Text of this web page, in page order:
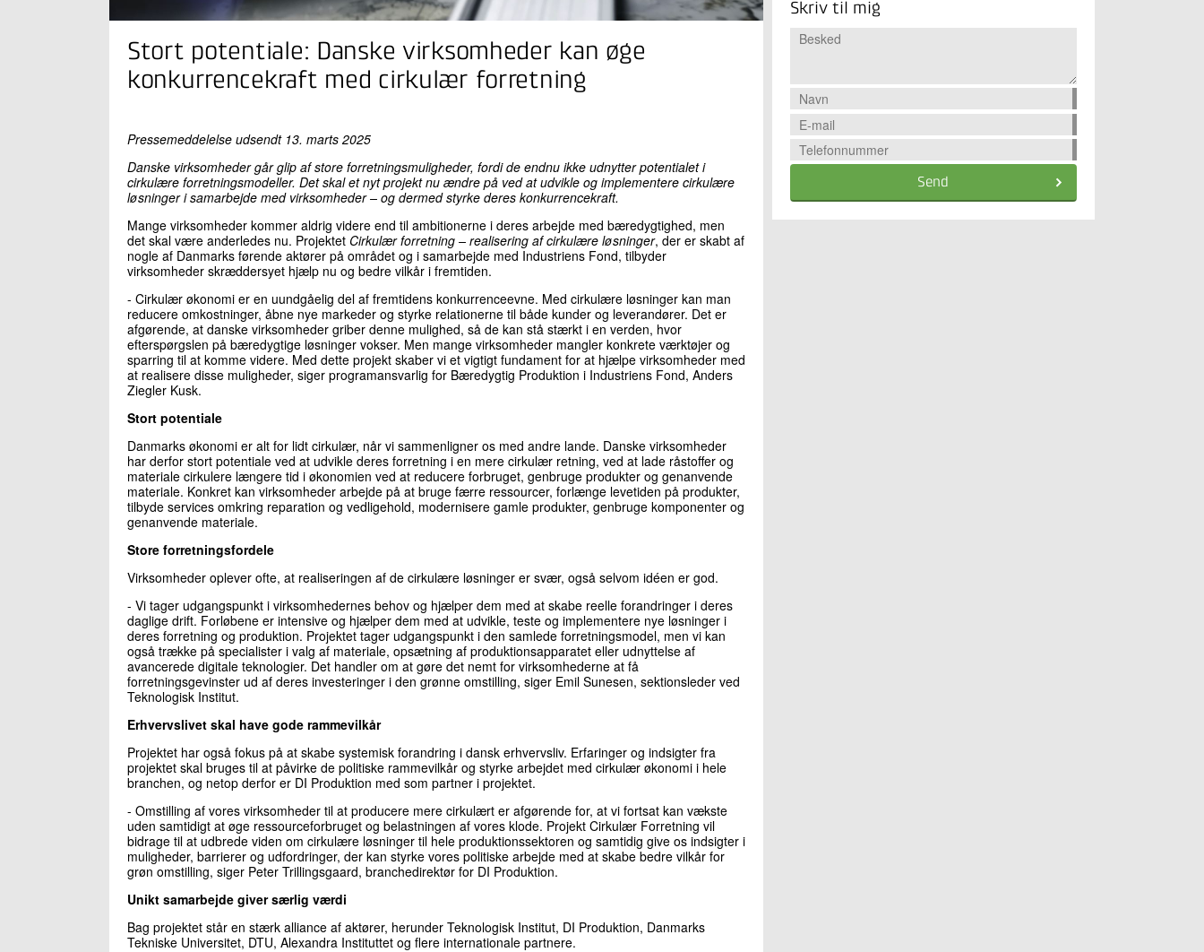
Stort potentiale: Danske virksomheder kan øge
konkurrencekraft med cirkulær forretning
Pressemeddelelse udsendt 13. marts 2025
Danske virksomheder går glip af store forretningsmuligheder, fordi de endnu ikke udnytter potentialet i
cirkulære forretningsmodeller. Det skal et nyt projekt nu ændre på ved at udvikle og implementere cirkulære
løsninger i samarbejde med virksomheder – og dermed styrke deres konkurrencekraft.
Mange virksomheder kommer aldrig videre end til ambitionerne i deres arbejde med bæredygtighed, men
det skal være anderledes nu. Projektet Cirkulær forretning – realisering af cirkulære løsninger, der er skabt af
nogle af Danmarks førende aktører på området og i samarbejde med Industriens Fond, tilbyder
virksomheder skræddersyet hjælp nu og bedre vilkår i fremtiden.
- Cirkulær økonomi er en uundgåelig del af fremtidens konkurrenceevne. Med cirkulære løsninger kan man
reducere omkostninger, åbne nye markeder og styrke relationerne til både kunder og leverandører. Det er
afgørende, at danske virksomheder griber denne mulighed, så de kan stå stærkt i en verden, hvor
efterspørgslen på bæredygtige løsninger vokser. Men mange virksomheder mangler konkrete værktøjer og
sparring til at komme videre. Med dette projekt skaber vi et vigtigt fundament for at hjælpe virksomheder med
at realisere disse muligheder, siger programansvarlig for Bæredygtig Produktion i Industriens Fond, Anders
Ziegler Kusk.
Stort potentiale
Danmarks økonomi er alt for lidt cirkulær, når vi sammenligner os med andre lande. Danske virksomheder
har derfor stort potentiale ved at udvikle deres forretning i en mere cirkulær retning, ved at lade råstoffer og
materiale cirkulere længere tid i økonomien ved at reducere forbruget, genbruge produkter og genanvende
materiale. Konkret kan virksomheder arbejde på at bruge færre ressourcer, forlænge levetiden på produkter,
tilbyde services omkring reparation og vedligehold, modernisere gamle produkter, genbruge komponenter og
genanvende materiale.
Store forretningsfordele
Virksomheder oplever ofte, at realiseringen af de cirkulære løsninger er svær, også selvom idéen er god.
- Vi tager udgangspunkt i virksomhedernes behov og hjælper dem med at skabe reelle forandringer i deres
daglige drift. Forløbene er intensive og hjælper dem med at udvikle, teste og implementere nye løsninger i
deres forretning og produktion. Projektet tager udgangspunkt i den samlede forretningsmodel, men vi kan
også trække på specialister i valg af materiale, opsætning af produktionsapparatet eller udnyttelse af
avancerede digitale teknologier. Det handler om at gøre det nemt for virksomhederne at få
forretningsgevinster ud af deres investeringer i den grønne omstilling, siger Emil Sunesen, sektionsleder ved
Teknologisk Institut.
Erhvervslivet skal have gode rammevilkår
Projektet har også fokus på at skabe systemisk forandring i dansk erhvervsliv. Erfaringer og indsigter fra
projektet skal bruges til at påvirke de politiske rammevilkår og styrke arbejdet med cirkulær økonomi i hele
branchen, og netop derfor er DI Produktion med som partner i projektet.
- Omstilling af vores virksomheder til at producere mere cirkulært er afgørende for, at vi fortsat kan vækste
uden samtidigt at øge ressourceforbruget og belastningen af vores klode. Projekt Cirkulær Forretning vil
bidrage til at udbrede viden om cirkulære løsninger til hele produktionssektoren og samtidig give os indsigter i
muligheder, barrierer og udfordringer, der kan styrke vores politiske arbejde med at skabe bedre vilkår for
grøn omstilling, siger Peter Trillingsgaard, branchedirektør for DI Produktion.
Unikt samarbejde giver særlig værdi
Bag projektet står en stærk alliance af aktører, herunder Teknologisk Institut, DI Produktion, Danmarks
Tekniske Universitet, DTU, Alexandra Instituttet og flere internationale partnere.
Skriv til mig
Send